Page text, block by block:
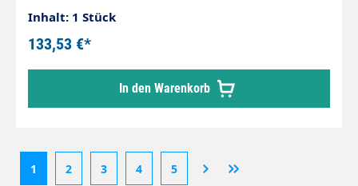
Inhalt: 1 Stück
133,53 €*
In den Warenkorb
1 2 3 4 5